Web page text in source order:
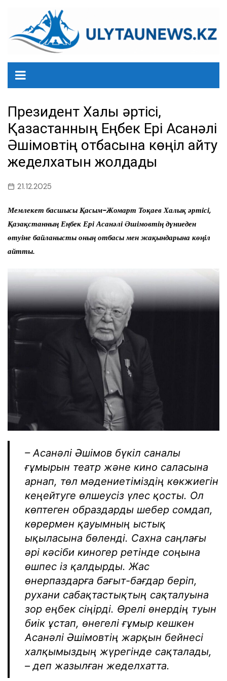
содержанию
Президент Халық әртісі,
Қазақстанның Еңбек Ері Асанәлі
Әшімовтің отбасына көңіл айту
жеделхатын жолдады
21.12.2025
Мемлекет басшысы Қасым-Жомарт Тоқаев Халық әртісі,
Қазақстанның Еңбек Ері Асанәлі Әшімовтің дүниеден
өтуіне байланысты оның отбасы мен жақындарына көңіл
айтты.
– Асанәлі Әшімов бүкіл саналы
ғұмырын театр және кино саласына
арнап, төл мәдениетіміздің көкжиегін
кеңейтуге өлшеусіз үлес қосты. Ол
көптеген образдарды шебер сомдап,
көрермен қауымның ыстық
ықыласына бөленді. Cахна саңлағы
әрі кәсіби киногер ретінде соңына
өшпес із қалдырды. Жас
өнерпаздарға бағыт-бағдар беріп,
рухани сабақтастықтың сақталуына
зор еңбек сіңірді. Өрелі өнердің туын
биік ұстап, өнегелі ғұмыр кешкен
Асанәлі Әшімовтің жарқын бейнесі
халқымыздың жүрегінде сақталады,
– деп жазылған жеделхатта.